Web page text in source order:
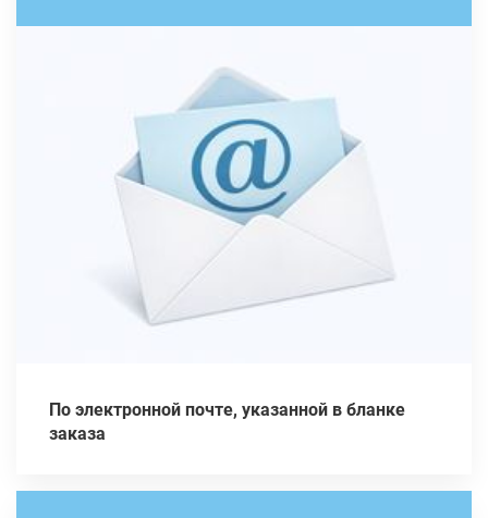
По электронной почте, указанной в бланке
заказа